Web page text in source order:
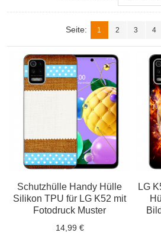
Seite: 1 2 3 4
Schutzhülle Handy Hülle
Silikon TPU für LG K52 mit
Fotodruck Muster
14,99 €
LG